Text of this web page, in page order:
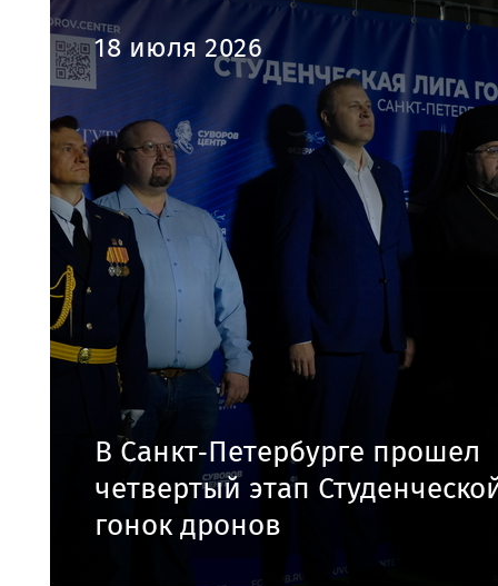
18 июля 2026
В Санкт‑Петербурге прошел
четвертый этап
гонок дронов